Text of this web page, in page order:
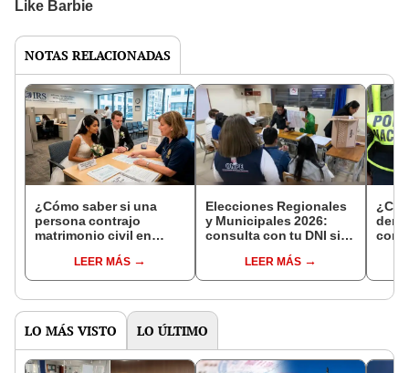
NOTAS RELACIONADAS
¿Cómo saber si una
persona contrajo
matrimonio civil en
LEER MÁS
Elecciones Regionales
y Municipales 2026:
consulta con tu DNI si
de mesa para este 4 de
octubre en el link oficial
LEER MÁS
con
LO MÁS VISTO LO ÚLTIMO